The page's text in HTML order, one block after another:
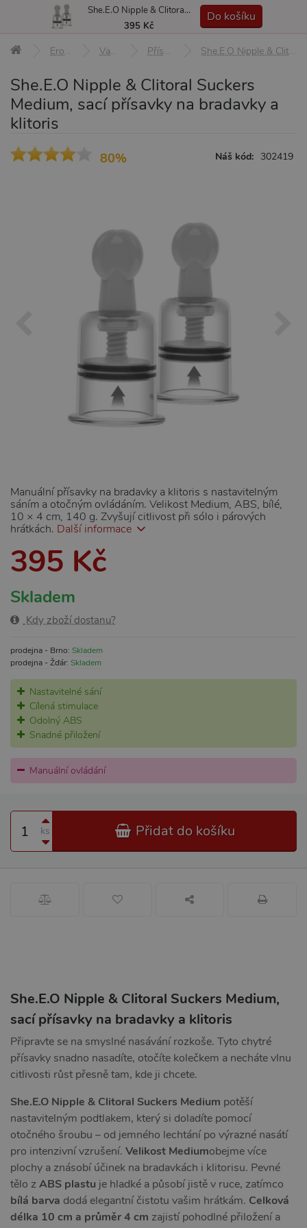
MENU
Erotické pomůcky Vakuové pumpy Přísavky na bradavky She.E.O Nipple & Clitoral Suckers Medium, sací přísavky na bradavky a klitoris
She.E.O Nipple & Clitoral Suckers
Medium, sací přísavky na bradavky a
klitoris
80% Náš kód: 302419
Manuální přísavky na bradavky a klitoris s nastavitelným
sáním a otočným ovládáním. Velikost Medium, ABS, bílé,
10 × 4 cm, 140 g. Zvyšují citlivost při sólo i párových
hrátkách. Další informace
395 Kč
Skladem
Kdy zboží dostanu?
prodejna - Brno: Skladem
prodejna - Žďár: Skladem
Nastavitelné sání
Cílená stimulace
Odolný ABS
Snadné přiložení
Manuální ovládání
ks Přidat do košíku
She.E.O Nipple & Clitoral Suckers Medium, sací přísavky na bradavky a klitoris
395 Kč
Do košíku
She.E.O Nipple & Clitoral Suckers Medium,
sací přísavky na bradavky a klitoris
Připravte se na smyslné nasávání rozkoše. Tyto chytré
přísavky snadno nasadíte, otočíte kolečkem a necháte vlnu
citlivosti růst přesně tam, kde ji chcete.
She.E.O Nipple & Clitoral Suckers Medium potěší
nastavitelným podtlakem, který si doladíte pomocí
otočného šroubu – od jemného lechtání po výrazné nasátí
pro intenzivní vzrušení. Velikost Mediumobejme více
plochy a znásobí účinek na bradavkách i klitorisu. Pevné
tělo zABS plastu je hladké a působí jistě v ruce, zatímco
bílá barva dodá elegantní čistotu vašim hrátkám. Celková
délka 10 cm a průměr 4 cm zajistí pohodlné přiložení a